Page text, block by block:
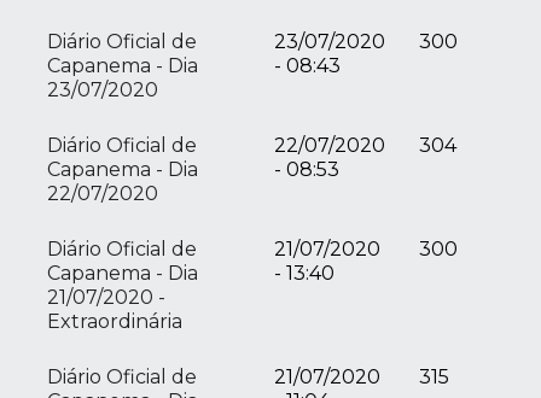
Diário Oficial de
Capanema - Dia
23/07/2020
23/07/2020
- 08:43
300
Diário Oficial de
Capanema - Dia
22/07/2020
22/07/2020
- 08:53
304
Diário Oficial de
Capanema - Dia
21/07/2020 -
Extraordinária
21/07/2020
- 13:40
300
Diário Oficial de
21/07/2020
315